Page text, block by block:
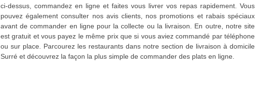
ci-dessus, commandez en ligne et faites vous livrer vos repas rapidement. Vous
pouvez également consulter nos avis clients, nos promotions et rabais spéciaux
avant de commander en ligne pour la collecte ou la livraison. En outre, notre site
est gratuit et vous payez le même prix que si vous aviez commandé par téléphone
ou sur place. Parcourez les restaurants dans notre section de livraison à domicile
Surré et découvrez la façon la plus simple de commander des plats en ligne.